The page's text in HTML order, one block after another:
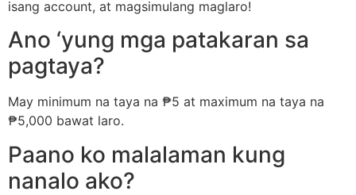
isang account, at magsimulang maglaro!
Ano ‘yung mga patakaran sa
pagtaya?
May minimum na taya na ₱5 at maximum na taya na
₱5,000 bawat laro.
Paano ko malalaman kung
nanalo ako?